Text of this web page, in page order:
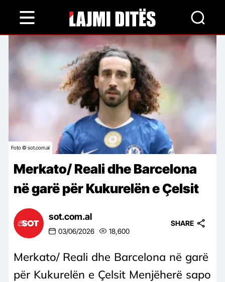
content
Foto © sot.com.al
Merkato/ Reali dhe Barcelona
në garë për Kukurelën e Çelsit
sot.com.al
03/06/2026 18,600
SHARE
Merkato/ Reali dhe Barcelona në garë
për Kukurelën e Çelsit Menjëherë sapo